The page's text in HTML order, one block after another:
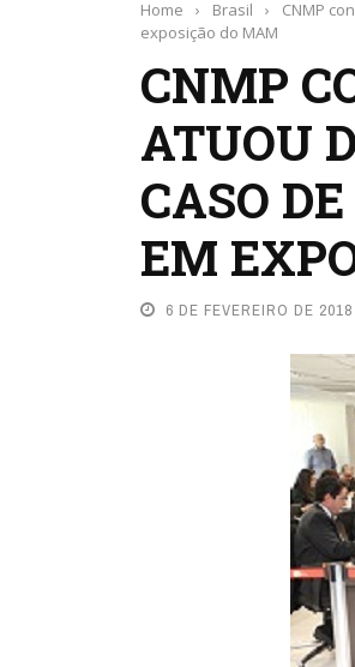
Home › Brasil ›
CNMP
exposição do MAM
CNMP
ATUOU
CASO
EM
6 DE FEVEREIRO DE 2018